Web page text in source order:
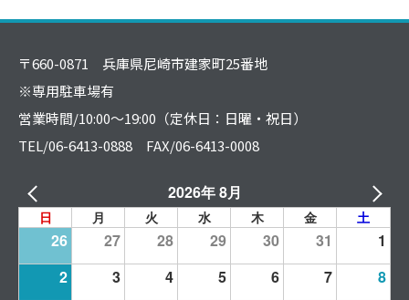
〒660-0871 兵庫県尼崎市建家町25番地
※専用駐車場有
営業時間/10:00～19:00（定休日：日曜・祝日）
TEL/06-6413-0888 FAX/06-6413-0008
2026年 8月
日 月 火 水 木 金 土
26 27 28 29 30 31
1
2
3 4 5 6 7
8